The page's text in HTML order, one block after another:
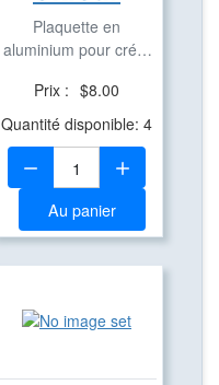
Plaquette en
aluminium pour créer
Prix : $8.00
Quantité disponible: 4
Quantité:
Au panier